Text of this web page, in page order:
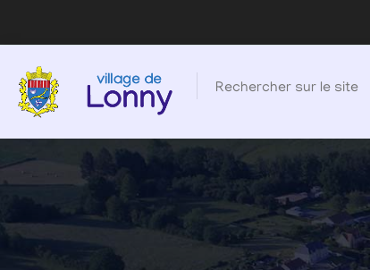
Rechercher sur le site